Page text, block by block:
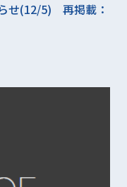
せ(12/5) 再掲載：